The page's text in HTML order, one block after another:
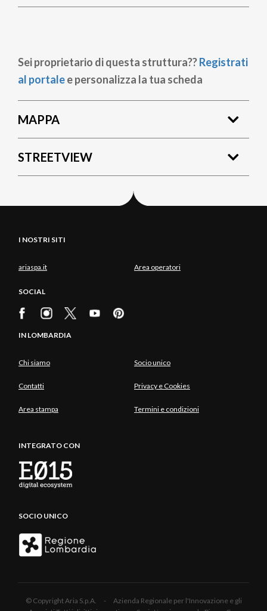
Sei proprietario di questa struttura??Registrati
al portalee personalizza la tua scheda
MAPPA
STREETVIEW
I NOSTRI SITI
ariaspa.it Area operatori
SOCIAL
IN LOMBARDIA
Chi siamo Socio unico
Contatti Privacy e Cookies
Area stampa Termini e condizioni
INTEGRATO CON
SOCIO UNICO
© Copyright Aria S.p.A. - Azienda Regionale per l'Innovazione e gli